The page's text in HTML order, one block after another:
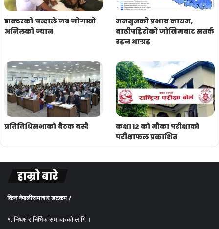
डाक्टरको चन्दाले जब जोगायो
अनिलको ज्यान
मनसुनको प्रभाव कायम,
बाढीपहिरोको जोखिमबाट सतर्क
रहन आग्रह
प्रतिनिधिसभाको बैठक बस्दै
कक्षा १२ को मौका परीक्षाको
परीक्षाफल प्रकाशित
हाम्रो बारे
किन नेपालीसमाचार डटकम ?
१. निष्पक्ष र निर्भिक समाचारको लागि ।